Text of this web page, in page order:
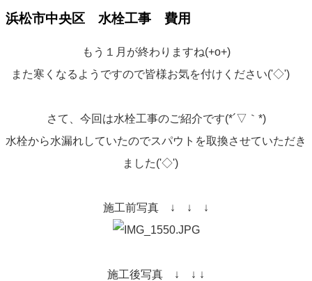
浜松市中央区 水栓工事 費用
もう１月が終わりますね(+o+)
また寒くなるようですので皆様お気を付けください('◇')ゞ
さて、今回は水栓工事のご紹介です(*´▽｀*)
水栓から水漏れしていたのでスパウトを取換させていただき
ました('◇')ゞ
施工前写真 ↓ ↓ ↓
施工後写真 ↓ ↓ ↓